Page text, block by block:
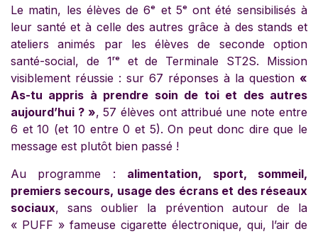
Le matin, les élèves de 6ᵉ et 5ᵉ ont été sensibilisés à
leur santé et à celle des autres grâce à des stands et
ateliers animés par les élèves de seconde option
santé-social, de 1ʳᵉ et de Terminale ST2S. Mission
visiblement réussie : sur 67 réponses à la question «
As-tu appris à prendre soin de toi et des autres
aujourd’hui ? », 57 élèves ont attribué une note entre
6 et 10 (et 10 entre 0 et 5). On peut donc dire que le
message est plutôt bien passé !
Au programme : alimentation, sport, sommeil,
premiers secours, usage des écrans et des réseaux
sociaux, sans oublier la prévention autour de la
« PUFF » fameuse cigarette électronique, qui, l’air de